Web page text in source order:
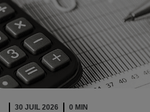
30 JUIL 2026 0 MIN